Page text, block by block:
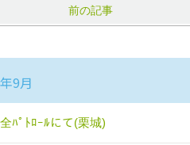
前の記事
9月
ﾊﾟﾄﾛｰﾙにて(栗城)